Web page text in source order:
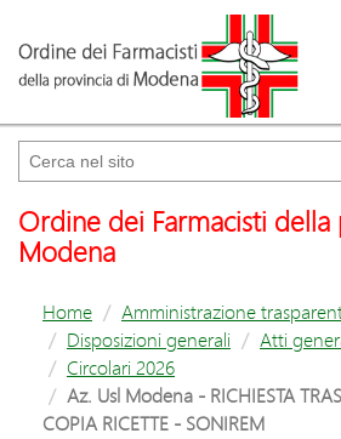
Amministrazione trasparente
Cerca
Ordine dei Farmacisti
Modena
Home
Amministrazione
Disposizioni generali
Atti
Circolari 2026
Az. Usl Modena - RICHIESTA
COPIA RICETTE - SONIREM